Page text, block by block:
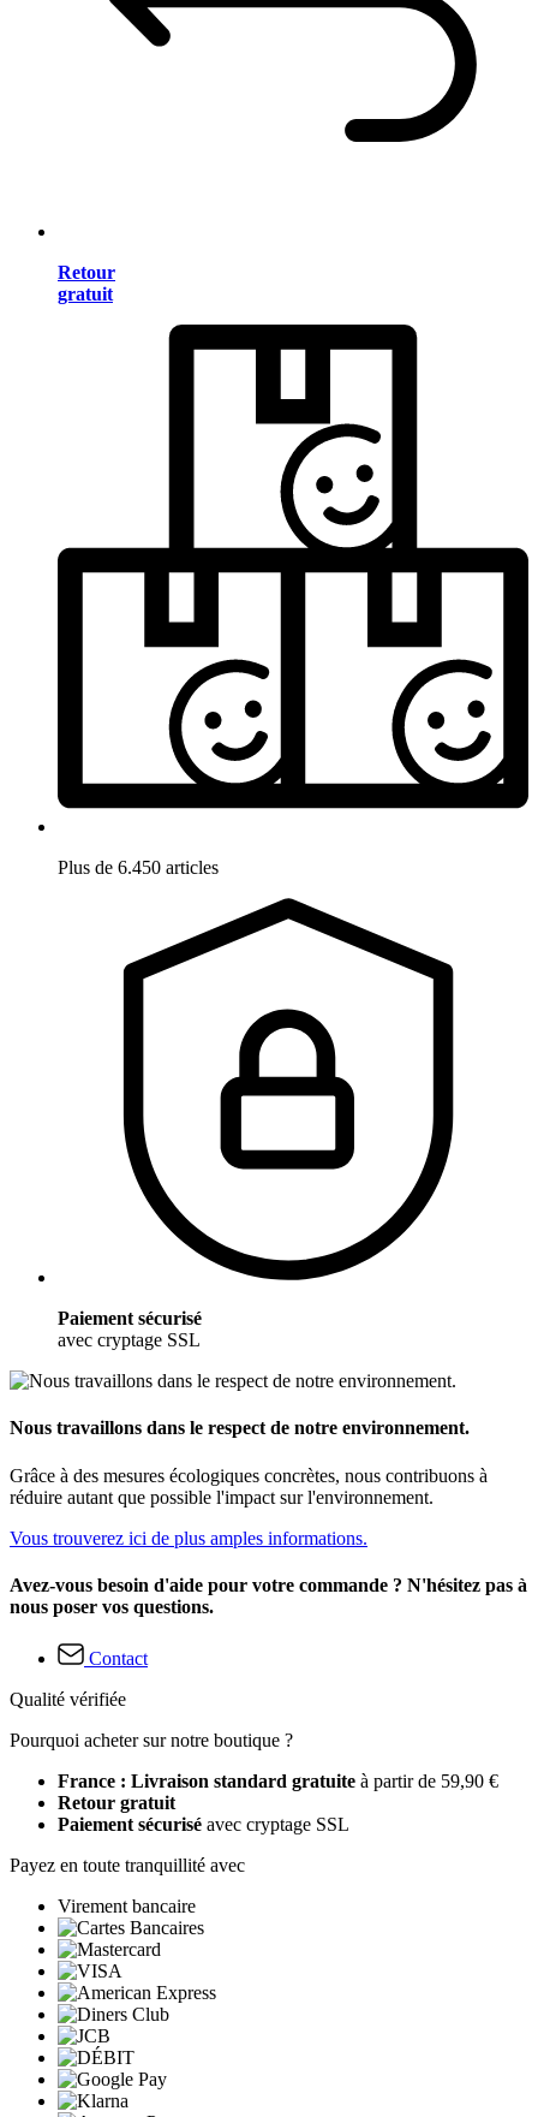
Retour
gratuit
Plus de 6.450 articles
Paiement sécurisé
avec cryptage SSL
Nous travaillons dans le respect de notre environnement.
Grâce à des mesures écologiques concrètes, nous contribuons à
réduire autant que possible l'impact sur l'environnement.
Vous trouverez ici de plus amples informations.
Avez-vous besoin d'aide pour votre commande ? N'hésitez pas à
nous poser vos questions.
Contact
Qualité vérifiée
Pourquoi acheter sur notre boutique ?
France : Livraison standard gratuite à partir de 59,90 €
Retour gratuit
Paiement sécurisé avec cryptage SSL
Payez en toute tranquillité avec
Virement bancaire